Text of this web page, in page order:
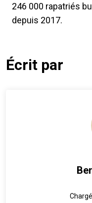
246 000 rapatriés
depuis 2017.
Écrit par